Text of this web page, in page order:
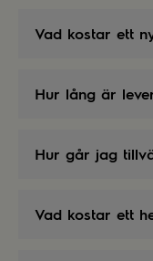
Vad kostar ett
Hur lång är
Hur går jag
Vad kostar ett